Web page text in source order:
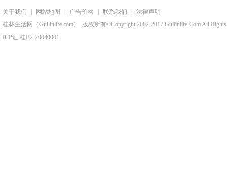
关于我们 网站地图 广告价格 联系我们
法律声明
桂林生活网（Guilinlife.com）
版权所有©Copyright 2002-2017 Guilinlife.Com All Rights
ICP证 桂B2-20040001